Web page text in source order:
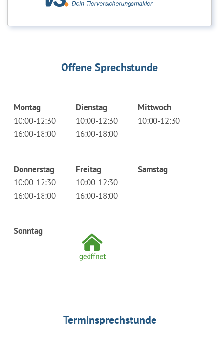
Offene Sprechstunde
Montag
10:00-12:30
16:00-18:00
Dienstag
10:00-12:30
16:00-18:00
Mittwoch
10:00-12:30
Donnerstag
10:00-12:30
16:00-18:00
Freitag
10:00-12:30
16:00-18:00
Samstag
Sonntag
Terminsprechstunde